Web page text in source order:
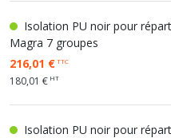
Isolation PU noir pour
Magra 7 groupes
216,01 €TTC
180,01 € HT
Isolation PU noir pour